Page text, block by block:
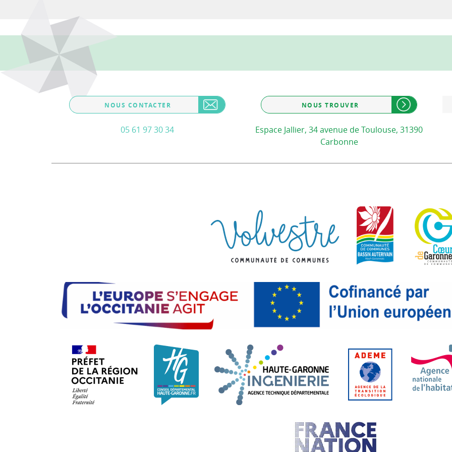
NOUS CONTACTER
05 61 97 30 34
NOUS TROUVER
Espace Jallier, 34 avenue de Toulouse, 31390
Carbonne
Communauté de communes
Préfet de la région Occitanie. Liberté, Égalité, Fraternité.
Conseil départemental Haute-Garonne.frHaute-Garonne Ingénierie.
ADEME.